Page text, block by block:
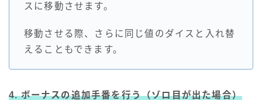
スに移動させます。
移動させる際、さらに同じ値のダイスと入れ替
えることもできます。
4. ボーナスの追加手番を行う（ゾロ目が出た場合）